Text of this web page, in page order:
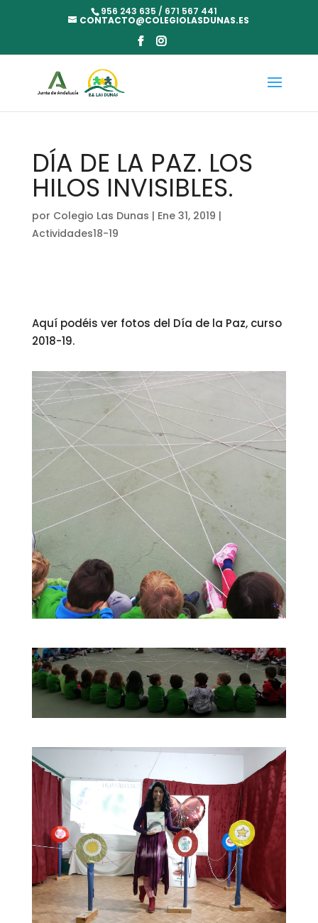
956 243 635 / 671 567 441
CONTACTO@COLEGIOLASDUNAS.ES
DÍA DE LA PAZ. LOS
HILOS INVISIBLES.
por Colegio Las Dunas | Ene 31, 2019 |
Actividades18-19
Aquí podéis ver fotos del Día de la Paz, curso
2018-19.